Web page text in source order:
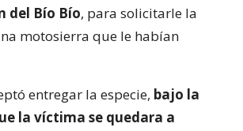
del Bío Bío, para solicitarle la
motosierra que le habían
entregar la especie, bajo la
la víctima se quedara a